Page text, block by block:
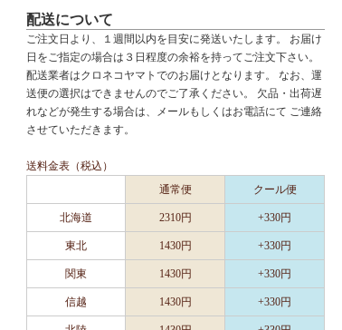
配送について
ご注文日より、１週間以内を目安に発送いたします。 お届け
日をご指定の場合は３日程度の余裕を持ってご注文下さい。
配送業者はクロネコヤマトでのお届けとなります。 なお、運
送便の選択はできませんのでご了承ください。 欠品・出荷遅
れなどが発生する場合は、メールもしくはお電話にて ご連絡
させていただきます。
送料金表（税込）
通常便
クール便
北海道 2310円 +330円
東北 1430円 +330円
関東 1430円 +330円
信越 1430円 +330円